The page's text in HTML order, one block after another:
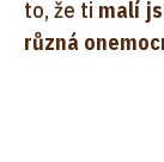
to, že ti malí
různá